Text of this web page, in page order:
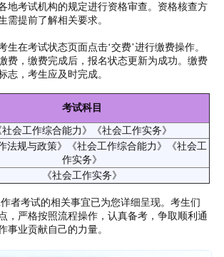
地考试机构的规定进行资格审查。资格核查方
需提前了解相关要求。
生在考试状态页面点击‘交费’进行缴费操作。
费，缴费完成后，报名状态更新为成功。缴费
志，考生应及时完成。
考试科目
社会工作综合能力》《社会工作实务》
法规与政策》《社会工作综合能力》《社会工
作实务》
《社会工作实务》
者考试的相关事宜已为您详细呈现。考生们
，严格按照流程操作，认真备考，争取顺利通
事业贡献自己的力量。